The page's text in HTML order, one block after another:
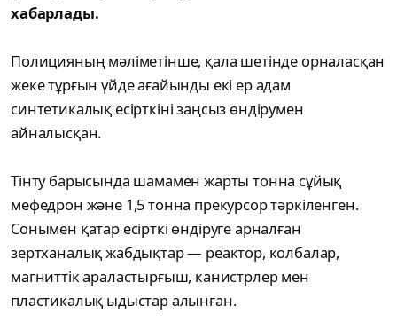
хабарлады.
Полицияның мәліметінше, қала шетінде орналасқан
жеке тұрғын үйде ағайынды екі ер адам
синтетикалық есірткіні заңсыз өндірумен
айналысқан.
Тінту барысында шамамен жарты тонна сұйық
мефедрон және 1,5 тонна прекурсор тәркіленген.
Сонымен қатар есірткі өндіруге арналған
зертханалық жабдықтар — реактор, колбалар,
магниттік араластырғыш, канистрлер мен
пластикалық ыдыстар алынған.